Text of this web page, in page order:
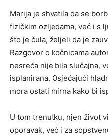
Marija je shvatila da se
fizičkim ozljedama, već i s
što je čula, željeli da je
Razgovor o kočnicama
nesreća nije bila slučajna,
isplanirana. Osjećajući
mora ostati mirna kako bi
U tom trenutku, njen život
oporavak, već i za